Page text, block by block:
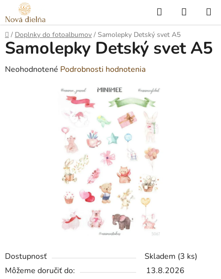
Prejsť
na
obsah
Hľadať
KOŠÍK
Domov
/ Doplnky do fotoalbumov / Samolepky Detský svet A5
Dostupnosť Skladem (3 ks)
Môžeme doručiť do:
13.8.2026
Samolepky Detský svet A5
Priemerné
Neohodnotené Podrobnosti hodnotenia